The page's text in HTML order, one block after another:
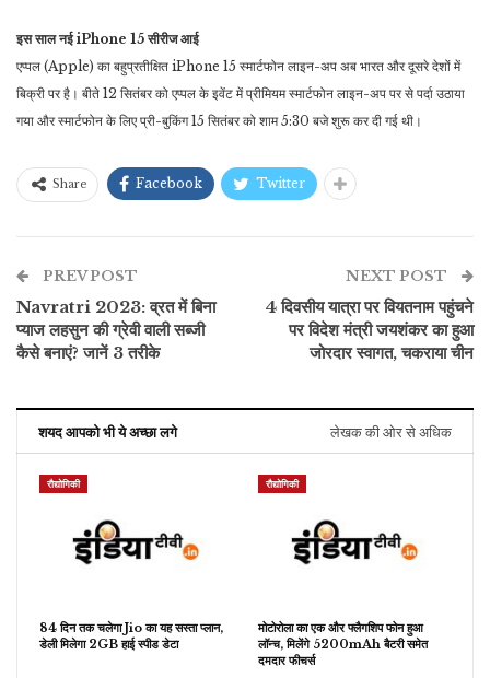
इस साल नई iPhone 15 सीरीज आई
एप्पल (Apple) का बहुप्रतीक्षित iPhone 15 स्मार्टफोन लाइन-अप अब भारत और दूसरे देशों में
बिक्री पर है। बीते 12 सितंबर को एप्पल के इवेंट में प्रीमियम स्मार्टफोन लाइन-अप पर से पर्दा उठाया
गया और स्मार्टफोन के लिए प्री-बुकिंग 15 सितंबर को शाम 5:30 बजे शुरू कर दी गई थी।
Share Facebook Twitter
PREV POST
Navratri 2023: व्रत में बिना
प्याज लहसुन की ग्रेवी वाली सब्जी
कैसे बनाएं? जानें 3 तरीके
NEXT POST
4 दिवसीय यात्रा पर वियतनाम पहुंचने
पर विदेश मंत्री जयशंकर का हुआ
जोरदार स्वागत, चकराया चीन
शयद आपको भी ये अच्छा लगे लेखक की ओर से अधिक
रौद्योगिकी
84 दिन तक चलेगा Jio का यह सस्ता प्लान,
डेली मिलेगा 2GB हाई स्पीड डेटा
रौद्योगिकी
मोटोरोला का एक और फ्लैगशिप फोन हुआ
लॉन्च, मिलेंगे 5200mAh बैटरी समेत
दमदार फीचर्स